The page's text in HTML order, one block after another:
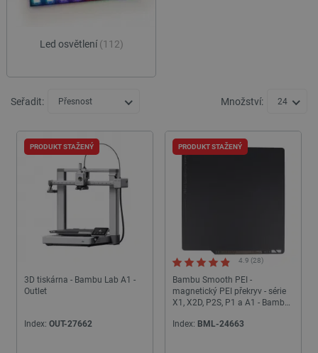
Led osvětlení(112)
Seřadit: Přesnost Množství: 24
3D tiskárna - Bambu Lab A1 -
Outlet
Index: OUT-27662
PRODUKT STAŽENÝ
Bambu Smooth PEI -
magnetický PEI překryv - série
X1, X2D, P2S, P1 a A1 - Bambu
4.9 (28)
Index: BML-24663
PRODUKT STAŽENÝ